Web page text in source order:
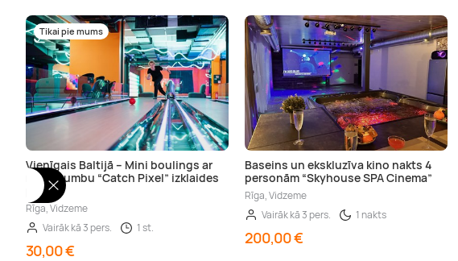
Tikai pie mums
Vienīgais Baltijā – Mini boulings ar
mazo bumbu “Catch Pixel” izklaides
parkā
Rīga, Vidzeme
Vairāk kā 3 pers.
1 st.
30,00 €
Baseins un ekskluzīva kino nakts 4
personām “Skyhouse SPA Cinema”
Rīga, Vidzeme
Vairāk kā 3 pers.
1 nakts
200,00 €